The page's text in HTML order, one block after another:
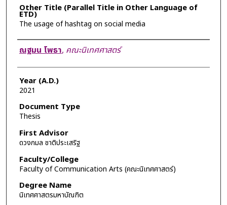
Other Title (Parallel Title in Other Language of
ETD)
The usage of hashtag on social media
Author
ณฐมน โพธา, คณะนิเทศศาสตร์
Year (A.D.)
2021
Document Type
Thesis
First Advisor
ดวงกมล ชาติประเสริฐ
Faculty/College
Faculty of Communication Arts (คณะนิเทศศาสตร์)
Degree Name
นิเทศศาสตรมหาบัณฑิต